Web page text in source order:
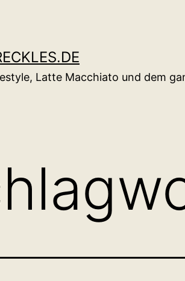
Latte Macchiato und dem